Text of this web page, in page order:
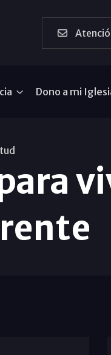
Dono a mi